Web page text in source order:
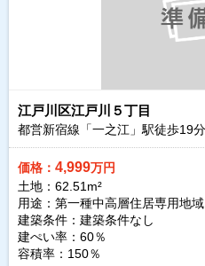
江戸川区江戸川５丁目
都営新宿線「一之江」駅徒歩19分
価格： 4,999万円
土地：62.51m²
用途：第一種中高層住居専用地域
建築条件： 建築条件なし
建ぺい率：60％
容積率：150％